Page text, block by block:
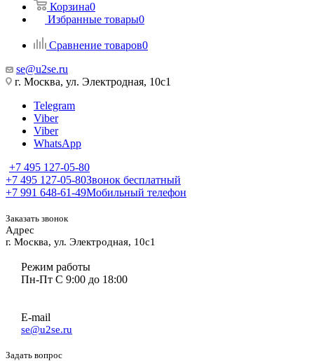
Корзина0
Избранные товары0
Сравнение товаров0
se@u2se.ru
г. Москва, ул. Электродная, 10с1
Telegram
Viber
Viber
WhatsApp
+7 495 127-05-80
+7 495 127-05-80Звонок бесплатный
+7 991 648-61-49Мобильный телефон
Заказать звонок
Адрес
г. Москва, ул. Электродная, 10с1
Режим работы
Пн-Пт С 9:00 до 18:00
E-mail
se@u2se.ru
Задать вопрос